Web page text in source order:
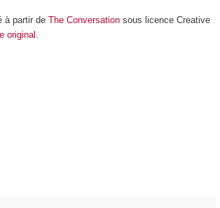
à partir de The Conversationsous licence Creative
original